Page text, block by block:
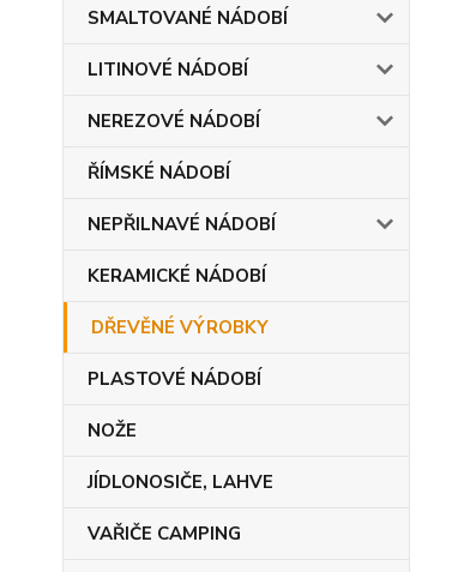
SMALTOVANÉ NÁDOBÍ
LITINOVÉ NÁDOBÍ
NEREZOVÉ NÁDOBÍ
ŘÍMSKÉ NÁDOBÍ
NEPŘILNAVÉ NÁDOBÍ
KERAMICKÉ NÁDOBÍ
DŘEVĚNÉ VÝROBKY
PLASTOVÉ NÁDOBÍ
NOŽE
JÍDLONOSIČE, LAHVE
VAŘIČE CAMPING